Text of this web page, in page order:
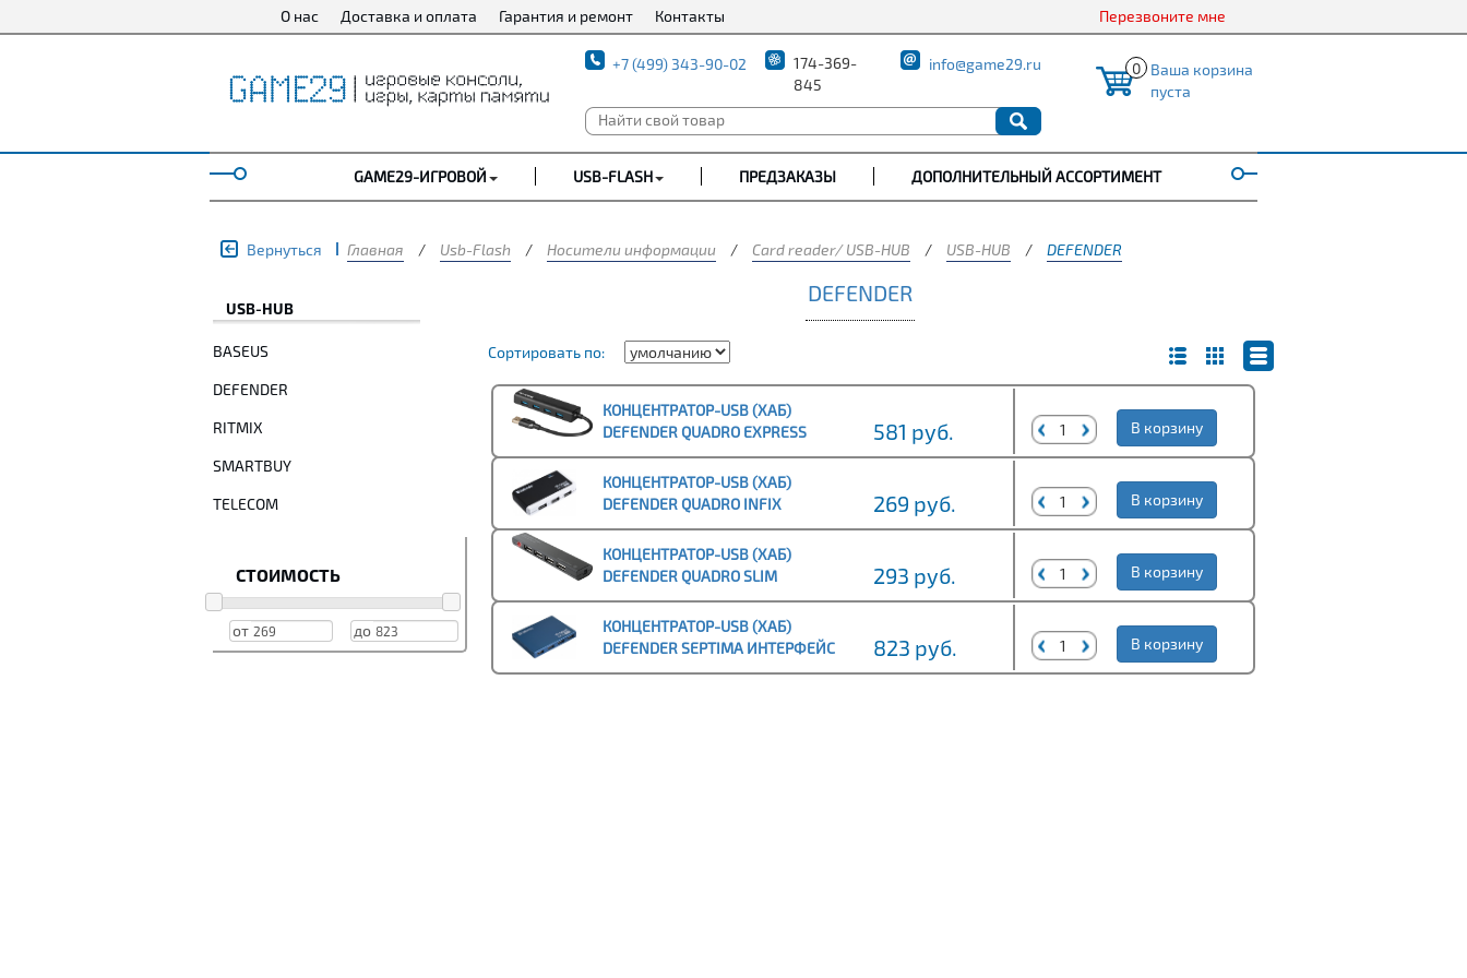
О нас Доставка и оплата Гарантия и ремонт Контакты Перезвоните мне
+7 (499) 343-90-02
174-369-
845
info@game29.ru 0 Ваша корзина
пуста
GAME29-ИГРОВОЙ USB-FLASH ПРЕДЗАКАЗЫ ДОПОЛНИТЕЛЬНЫЙ АССОРТИМЕНТ
Вернуться Главная / Usb-Flash / Носители информации / Card reader/ USB-HUB / USB-HUB / DEFENDER
USB-HUB
BASEUS
DEFENDER
RITMIX
SMARTBUY
TELECOM
СТОИМОСТЬ
от до
DEFENDER
Сортировать по:
КОНЦЕНТРАТОР-USB (ХАБ)
DEFENDER QUADRO EXPRESS
ИНТЕРФЕЙС USB 3.0, 4 ПОРТА. ДО 5
ГБИТ/С (1/100)
581 руб. В корзину
КОНЦЕНТРАТОР-USB (ХАБ)
DEFENDER QUADRO INFIX
ИНТЕРФЕЙС USB2.0, 4 ПОРТА
(1/100)
269 руб. В корзину
КОНЦЕНТРАТОР-USB (ХАБ)
DEFENDER QUADRO SLIM
ИНТЕРФЕЙС USB2.0, 4 ПОРТА
(1/120)
293 руб. В корзину
КОНЦЕНТРАТОР-USB (ХАБ)
DEFENDER SEPTIMA ИНТЕРФЕЙС
USB 2.0, 7 ПОРТОВ (АДАПТЕР 2А)
823 руб. В корзину